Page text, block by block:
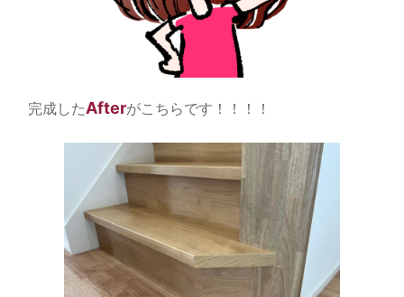
完成したAfterがこちらです！！！！